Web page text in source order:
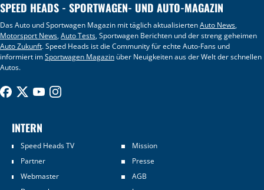
SPEED HEADS - SPORTWAGEN- UND AUTO-MAGAZIN
Das Auto und Sportwagen Magazin mit täglich aktualisiertenAuto News,
Motorsport News,Auto Tests, Sportwagen Berichten und der streng geheimen
Auto Zukunft. Speed Heads ist die Community für echte Auto-Fans und
informiert imSportwagen Magazin über Neuigkeiten aus der Welt der schnellen
Autos.
INTERN
Speed Heads TV
Mission
Partner
Presse
Webmaster
AGB